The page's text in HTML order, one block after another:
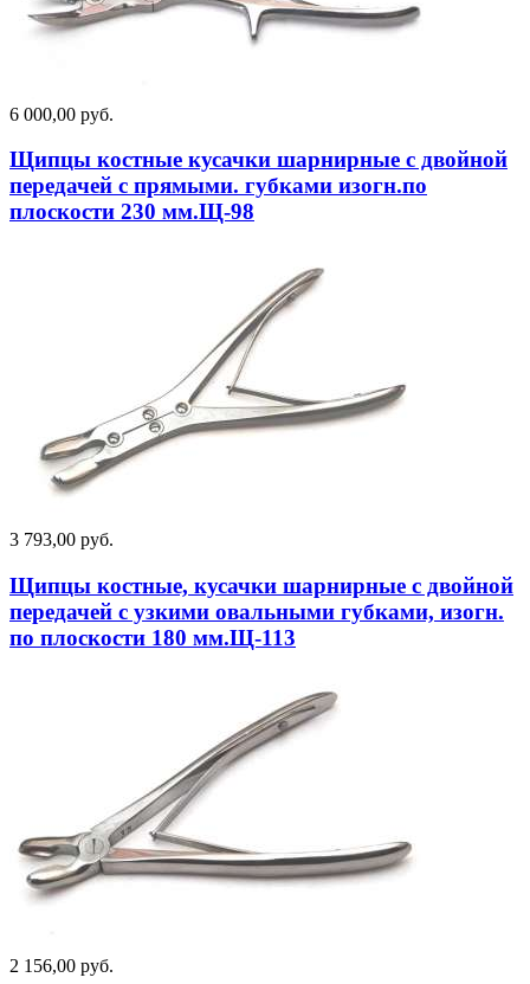
6 000,00 руб.
Щипцы костные кусачки шарнирные с двойной
передачей с прямыми. губками изогн.по
плоскости 230 мм.Щ-98
3 793,00 руб.
Щипцы костные, кусачки шарнирные с двойной
передачей с узкими овальными губками, изогн.
по плоскости 180 мм.Щ-113
2 156,00 руб.